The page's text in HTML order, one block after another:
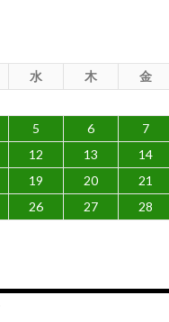
水 木 金
5 6 7
12 13 14
19 20 21
26 27 28